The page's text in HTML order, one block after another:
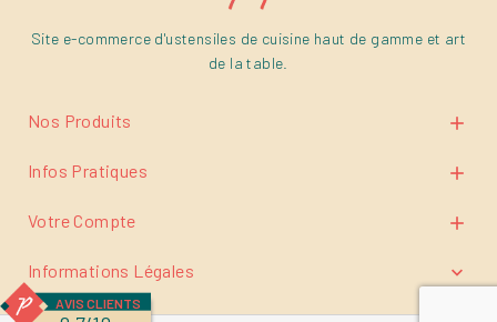
Site e-commerce d'ustensiles de cuisine haut de gamme et art
de la table.
Nos Produits 
Infos Pratiques 
Votre Compte 
Informations Légales 
AVIS CLIENTS